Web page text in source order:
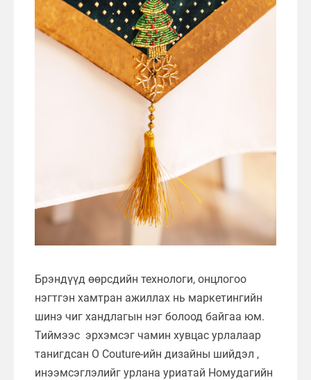
Брэндүүд өөрсдийн технологи, онцлогоо
нэгтгэн хамтран ажиллах нь маркетингийн
шинэ чиг хандлагын нэг болоод байгаа юм.
Тиймээс эрхэмсэг чамин хувцас урлалаар
танигдсан O Couture-ийн дизайны шийдэл ,
инээмсэглэлийг урлана уриатай Номудагийн